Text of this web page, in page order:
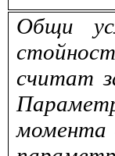
Общи
считат
момента